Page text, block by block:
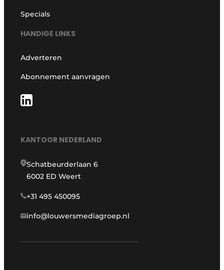
Specials
HANDIGE LINKS
Adverteren
Abonnement aanvragen
KANTOOR NEDERLAND
Schatbeurderlaan 6
6002 ED Weert
+31 495 450095
info@louwersmediagroep.nl